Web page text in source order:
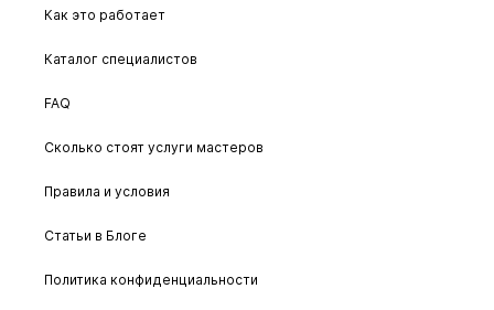
Как это работает
Каталог специалистов
FAQ
Сколько стоят услуги мастеров
Правила и условия
Статьи в Блоге
Политика конфиденциальности